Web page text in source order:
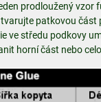
prodloužený vzor
patkovou část
ve středu podkovy
horní část nebo